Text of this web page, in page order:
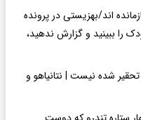
اند/بهزیستی در پرونده
را ببینید و گزارش ندهید،
شده نیست | نتانیاهو و